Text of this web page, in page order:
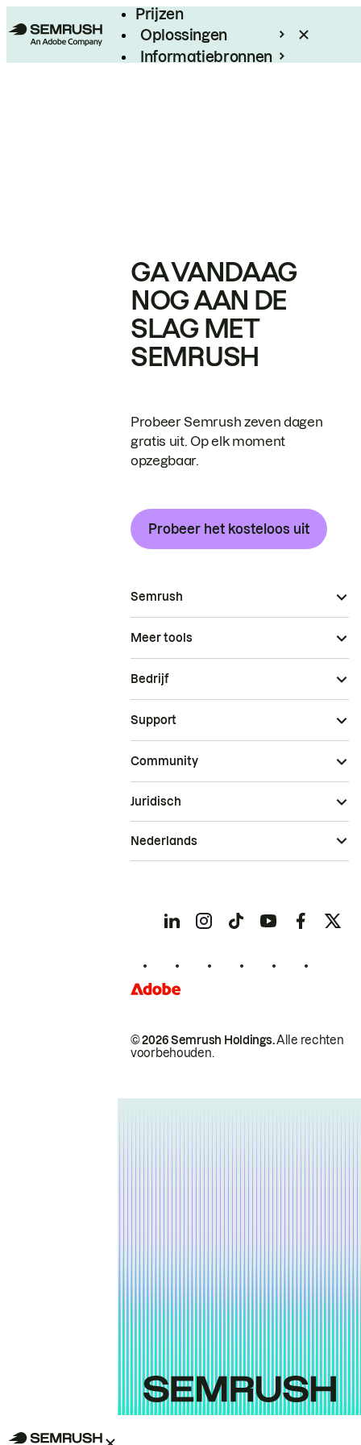
Prijzen
Oplossingen
Informatiebronnen
GA VANDAAG
NOG AAN DE
SLAG MET
SEMRUSH
Probeer Semrush zeven dagen
gratis uit. Op elk moment
opzegbaar.
Probeer het kosteloos uit
Semrush
Meer tools
Bedrijf
Support
Community
© 2026 Semrush Holdings.Alle rechten
voorbehouden.
Juridisch
Nederlands